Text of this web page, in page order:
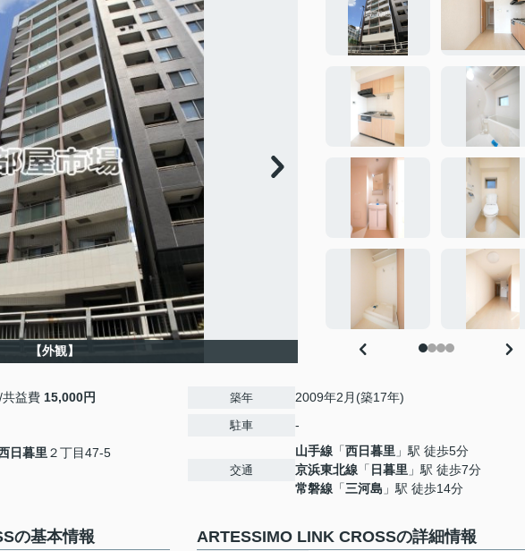
【外観】
益費 15,000円
日暮里 ２丁目47-5
築年 2009年2月(築17年)
駐車 -
交通
山手線 「西日暮里 」駅 徒歩5分
京浜東北線 「 日暮里 」駅 徒歩7分
常磐線 「三河島 」駅 徒歩14分
の基本情報 ARTESSIMO LINK CROSSの詳細情報